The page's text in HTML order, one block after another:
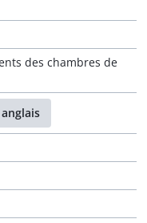
des chambres de